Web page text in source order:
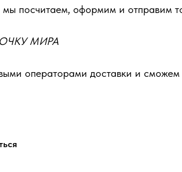
мы посчитаем, оформим и отправим
МИРА
операторами доставки и сможем